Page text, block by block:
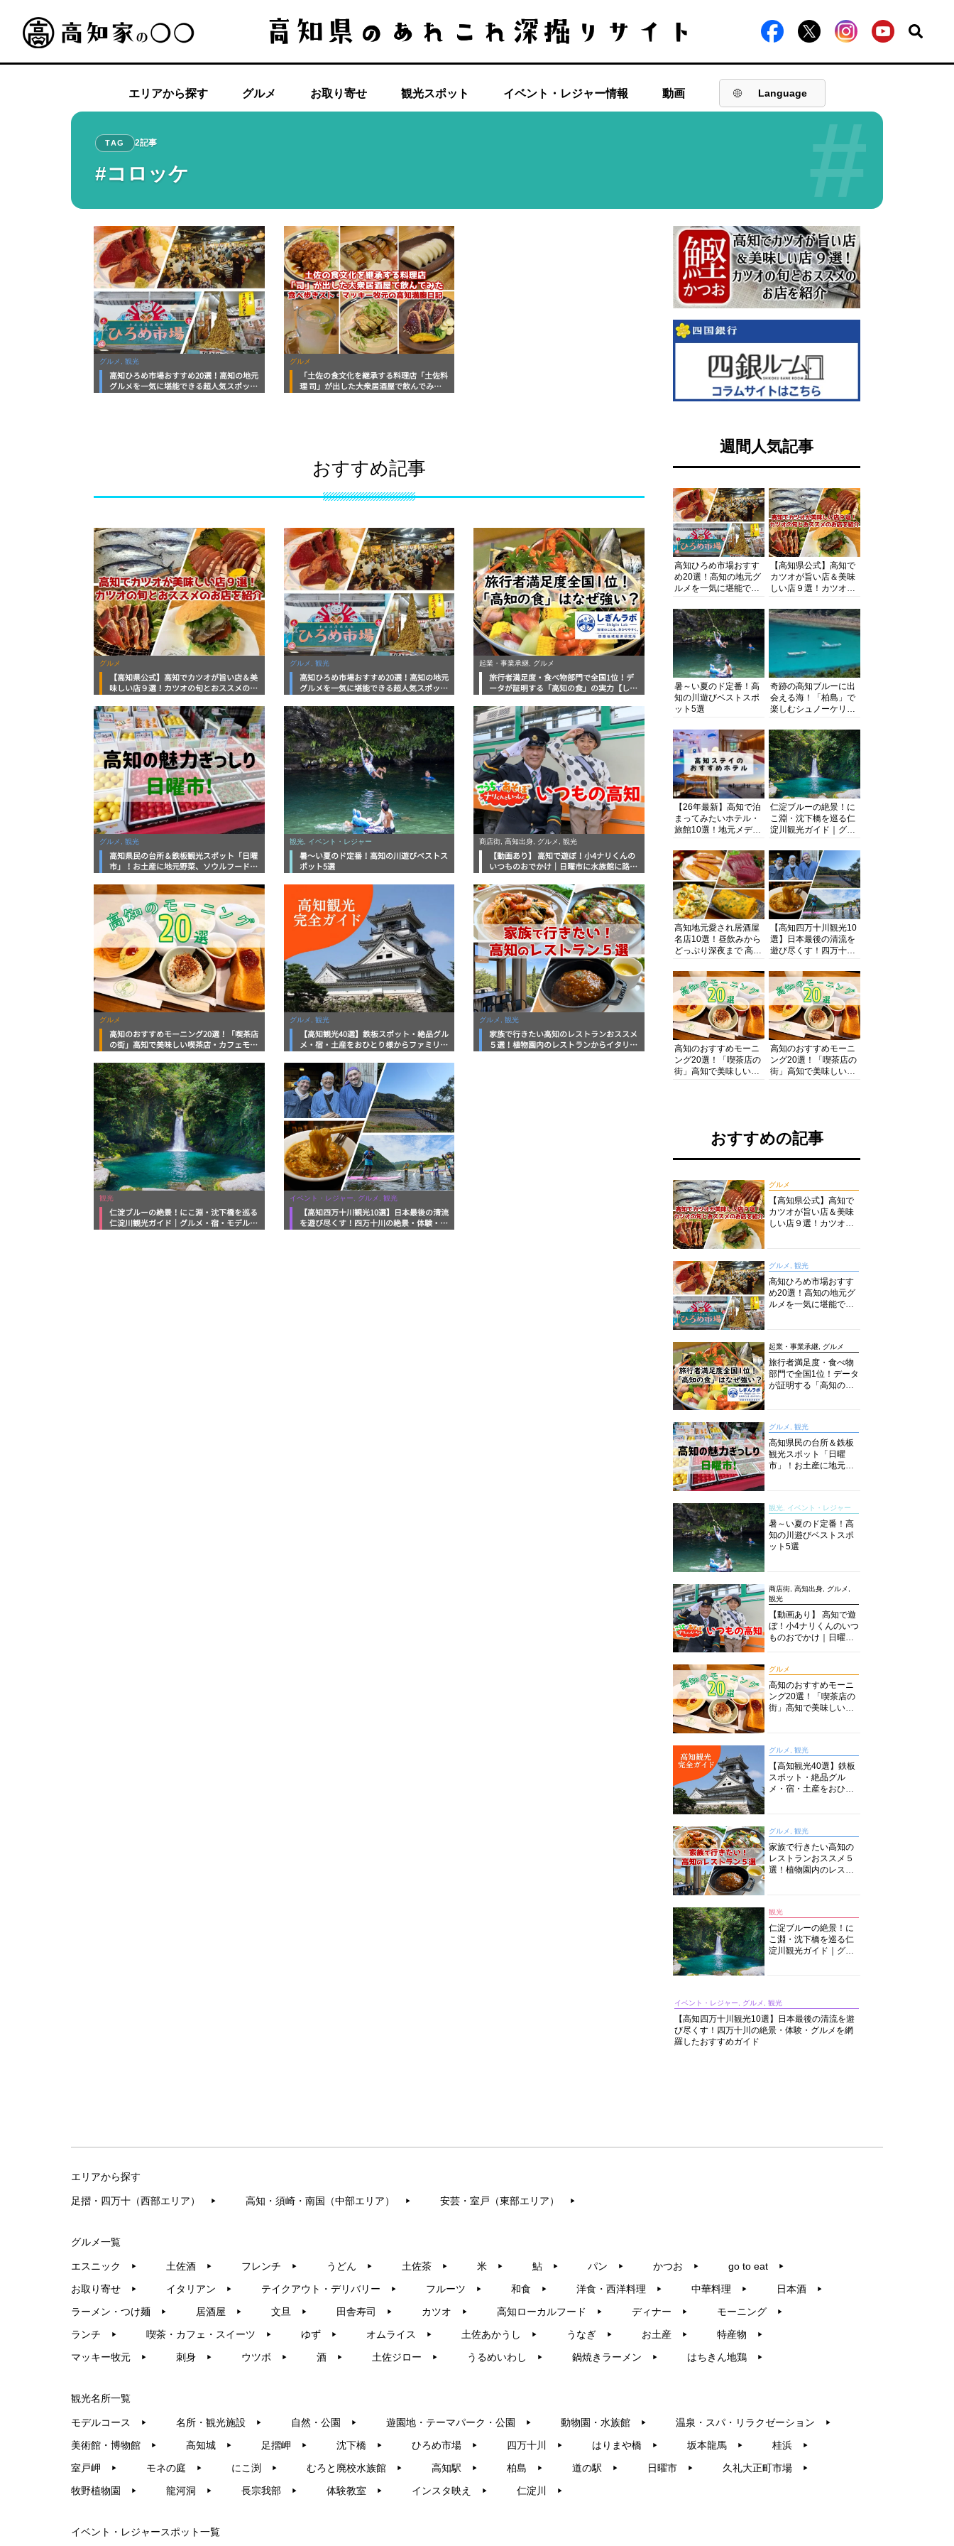
エリアから探す グルメ お取り寄せ 観光スポット イベント・レジャー情報 動画 Language
#
TAG 2記事
#コロッケ
グルメ, 観光
高知ひろめ市場おすすめ20選！高知の地元
グルメを一気に堪能できる超人気スポット
グルメ
「土佐の食文化を継承する料理店「土佐料
理 司」が出した大衆居酒屋で飲んでみた
おすすめ記事
グルメ
【高知県公式】高知でカツオが旨い店＆美
味しい店９選！カツオの旬とおススメのお
グルメ, 観光
高知ひろめ市場おすすめ20選！高知の地元
グルメを一気に堪能できる超人気スポット
起業・事業承継, グルメ
旅行者満足度・食べ物部門で全国1位！デ
ータが証明する「高知の食」の実力【しぎ
グルメ, 観光
高知県民の台所＆鉄板観光スポット「日曜
市」！お土産に地元野菜、ソウルフードま
底解説！
観光, イベント・レジャー
暑～い夏のド定番！高知の川遊びベストス
ポット5選
商店街, 高知出身, グルメ, 観光
【動画あり】 高知で遊ぼ！小4ナリくんの
いつものおでかけ｜日曜市に水族館に路面
グルメ
高知のおすすめモーニング20選！「喫茶店
の街」高知で美味しい喫茶店・カフェモー
グルメ, 観光
【高知観光40選】鉄板スポット・絶品グル
メ・宿・土産をおひとり様からファミリー
グルメ, 観光
家族で行きたい高知のレストランおススメ
５選！植物園内のレストランからイタリア
観光
仁淀ブルーの絶景！にこ淵・沈下橋を巡る
仁淀川観光ガイド｜グルメ・宿・モデルコ
イベント・レジャー, グルメ, 観光
【高知四万十川観光10選】日本最後の清流
を遊び尽くす！四万十川の絶景・体験・グ
週間人気記事
高知ひろめ市場おすす
め20選！高知の地元グ
ルメを一気に堪能でき
底解剖
【高知県公式】高知で
カツオが旨い店＆美味
しい店９選！カツオの
紹介
暑～い夏のド定番！高
知の川遊びベストスポ
ット5選
奇跡の高知ブルーに出
会える海！「柏島」で
楽しむシュノーケリン
浴にキャンプまで透明
度抜群の海の楽園を徹
底紹介
【26年最新】高知で泊
まってみたいホテル・
旅館10選！地元メディ
厳選
仁淀ブルーの絶景！に
こ淵・沈下橋を巡る仁
淀川観光ガイド｜グル
まで完全網羅！
高知地元愛され居酒屋
名店10選！昼飲みから
どっぷり深夜まで 高知
知グルメPro】
【高知四万十川観光10
選】日本最後の清流を
遊び尽くす！四万十川
を網羅したおすすめガ
イド
高知のおすすめモーニ
ング20選！「喫茶店の
街」高知で美味しい喫
高知のおすすめモーニ
ング20選！「喫茶店の
街」高知で美味しい喫
おすすめの記事
グルメ
【高知県公式】高知で
カツオが旨い店＆美味
しい店９選！カツオの
グルメ, 観光
高知ひろめ市場おすす
め20選！高知の地元グ
ルメを一気に堪能でき
起業・事業承継, グルメ
旅行者満足度・食べ物
部門で全国1位！データ
が証明する「高知の
グルメ, 観光
高知県民の台所＆鉄板
観光スポット「日曜
市」！お土産に地元野
説！
観光, イベント・レジャー
暑～い夏のド定番！高
知の川遊びベストスポ
ット5選
商店街, 高知出身, グルメ,
観光
【動画あり】 高知で遊
ぼ！小4ナリくんのいつ
ものおでかけ｜日曜市
グルメ
高知のおすすめモーニ
ング20選！「喫茶店の
街」高知で美味しい喫
グルメ, 観光
【高知観光40選】鉄板
スポット・絶品グル
メ・宿・土産をおひと
グルメ, 観光
家族で行きたい高知の
レストランおススメ５
選！植物園内のレスト
観光
仁淀ブルーの絶景！に
こ淵・沈下橋を巡る仁
淀川観光ガイド｜グル
イベント・レジャー, グルメ, 観光
【高知四万十川観光10選】日本最後の清流を遊
び尽くす！四万十川の絶景・体験・グルメを網
羅したおすすめガイド
エリアから探す
足摺・四万十（西部エリア） ▶︎ 高知・須崎・南国（中部エリア） ▶︎ 安芸・室戸（東部エリア） ▶︎
グルメ一覧
エスニック ▶︎ 土佐酒 ▶︎ フレンチ ▶︎ うどん ▶︎ 土佐茶 ▶︎ 米 ▶︎ 鮎 ▶︎ パン ▶︎ かつお ▶︎ go to eat ▶︎
お取り寄せ ▶︎ イタリアン ▶︎ テイクアウト・デリバリー ▶︎ フルーツ ▶︎ 和食 ▶︎ 洋食・西洋料理 ▶︎ 中華料理 ▶︎ 日本酒 ▶︎
ラーメン・つけ麺 ▶︎ 居酒屋 ▶︎ 文旦 ▶︎ 田舎寿司 ▶︎ カツオ ▶︎ 高知ローカルフード ▶︎ ディナー ▶︎ モーニング ▶︎
ランチ ▶︎ 喫茶・カフェ・スイーツ ▶︎ ゆず ▶︎ オムライス ▶︎ 土佐あかうし ▶︎ うなぎ ▶︎ お土産 ▶︎ 特産物 ▶︎
マッキー牧元 ▶︎ 刺身 ▶︎ ウツボ ▶︎ 酒 ▶︎ 土佐ジロー ▶︎ うるめいわし ▶︎ 鍋焼きラーメン ▶︎ はちきん地鶏 ▶︎
観光名所一覧
モデルコース ▶︎ 名所・観光施設 ▶︎ 自然・公園 ▶︎ 遊園地・テーマパーク・公園 ▶︎ 動物園・水族館 ▶︎ 温泉・スパ・リラクゼーション ▶︎
美術館・博物館 ▶︎ 高知城 ▶︎ 足摺岬 ▶︎ 沈下橋 ▶︎ ひろめ市場 ▶︎ 四万十川 ▶︎ はりまや橋 ▶︎ 坂本龍馬 ▶︎ 桂浜 ▶︎
室戸岬 ▶︎ モネの庭 ▶︎ にこ渕 ▶︎ むろと廃校水族館 ▶︎ 高知駅 ▶︎ 柏島 ▶︎ 道の駅 ▶︎ 日曜市 ▶︎ 久礼大正町市場 ▶︎
牧野植物園 ▶︎ 龍河洞 ▶︎ 長宗我部 ▶︎ 体験教室 ▶︎ インスタ映え ▶︎ 仁淀川 ▶︎
イベント・レジャースポット一覧